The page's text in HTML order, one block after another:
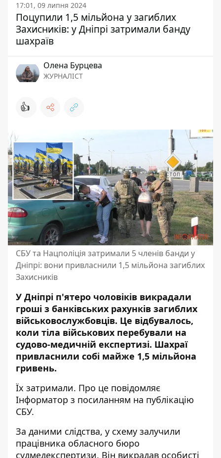
17:01, 09 липня 2024
Поцупили 1,5 мільйона у загиблих
Захисників: у Дніпрі затримали банду
шахраїв
Олена Бурцева
ЖУРНАЛІСТ
👍
СБУ та Нацполіція затримали 5 членів банди у
Дніпрі: вони привласнили 1,5 мільйона загиблих
Захисників
У Дніпрі п'ятеро чоловіків викрадали
гроші з банківських рахунків загиблих
військовослужбовців. Це відбувалось,
коли тіла військових перебували на
судово-медичній експертизі. Шахраї
привласнили собі майже 1,5 мільйона
гривень.
Їх затримали. Про це повідомляє
Інформатор з посиланням на публікацію
СБУ.
За даними слідства, у схему залучили
працівника обласного бюро
судмедекспертизи. Він викрадав особисті